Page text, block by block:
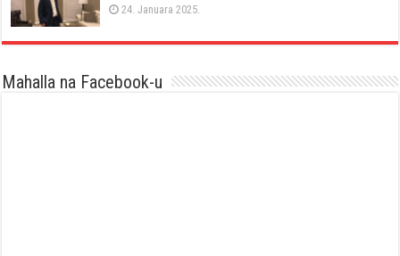
24. Januara 2025.
Mahalla na Facebook-u